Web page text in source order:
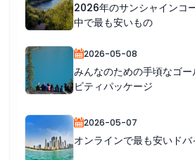
2026年のサンシャインコ
中で最も安いもの
2026-05-08
みんなのための手頃なゴ
ビティパッケージ
2026-05-07
オンラインで最も安いド